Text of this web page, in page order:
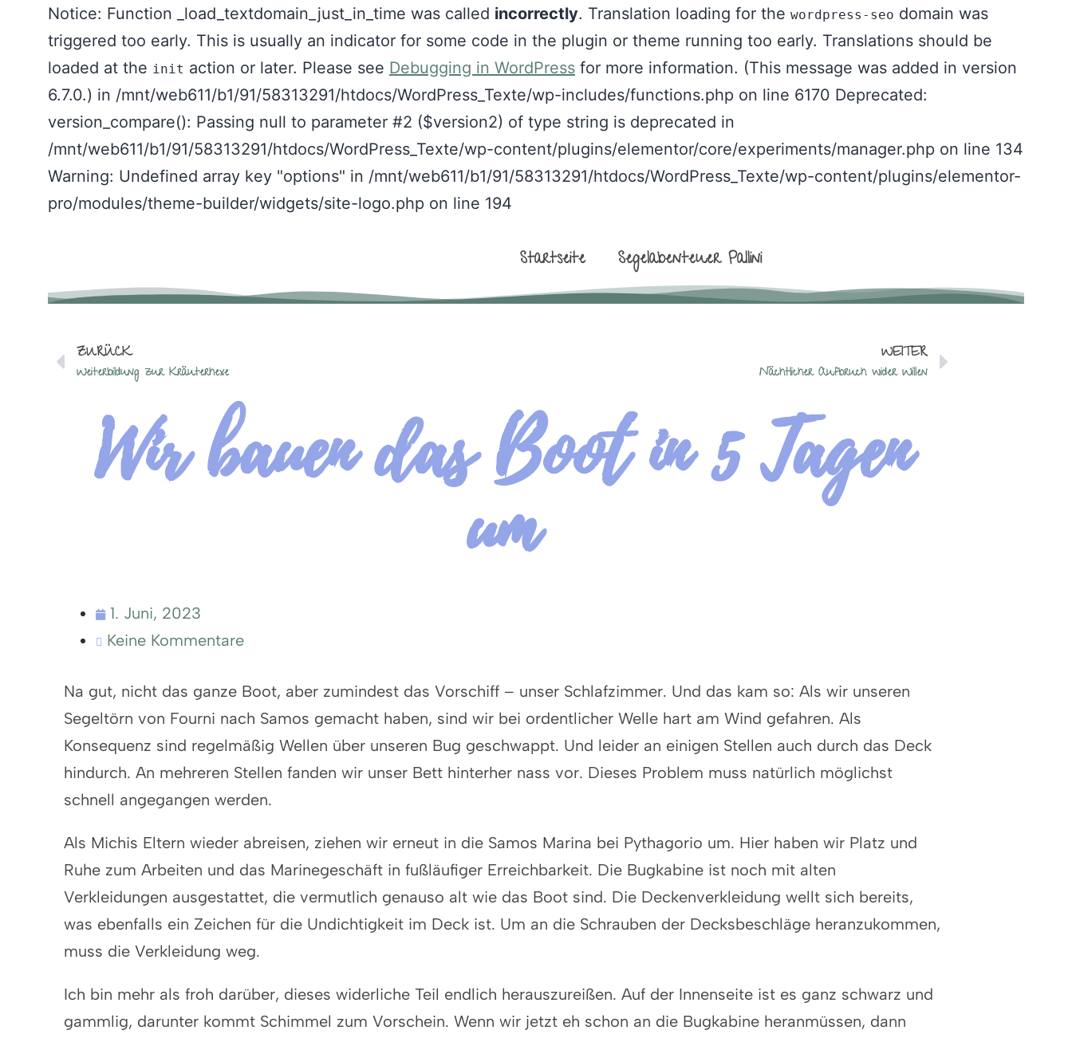
Notice: Function _load_textdomain_just_in_time was called incorrectly. Translation loading for the wordpress-seo domain was
triggered too early. This is usually an indicator for some code in the plugin or theme running too early. Translations should be
loaded at the init action or later. Please see Debugging in WordPress for more information. (This message was added in version
6.7.0.) in /mnt/web611/b1/91/58313291/htdocs/WordPress_Texte/wp-includes/functions.php on line 6170 Deprecated:
version_compare(): Passing null to parameter #2 ($version2) of type string is deprecated in
/mnt/web611/b1/91/58313291/htdocs/WordPress_Texte/wp-content/plugins/elementor/core/experiments/manager.php on line 134
Warning: Undefined array key "options" in /mnt/web611/b1/91/58313291/htdocs/WordPress_Texte/wp-content/plugins/elementor-
pro/modules/theme-builder/widgets/site-logo.php on line 194
Startseite Segelabenteuer Pallini
ZURÜCK
Weiterbildung zur Kräuterhexe
WEITER
Nächtlicher Aufbruch wider Willen
Wir bauen das Boot in 5 Tagen
um
1. Juni, 2023
Keine Kommentare
Na gut, nicht das ganze Boot, aber zumindest das Vorschiff – unser Schlafzimmer. Und das kam so: Als wir unseren
Segeltörn von Fourni nach Samos gemacht haben, sind wir bei ordentlicher Welle hart am Wind gefahren. Als
Konsequenz sind regelmäßig Wellen über unseren Bug geschwappt. Und leider an einigen Stellen auch durch das Deck
hindurch. An mehreren Stellen fanden wir unser Bett hinterher nass vor. Dieses Problem muss natürlich möglichst
schnell angegangen werden.
Als Michis Eltern wieder abreisen, ziehen wir erneut in die Samos Marina bei Pythagorio um. Hier haben wir Platz und
Ruhe zum Arbeiten und das Marinegeschäft in fußläufiger Erreichbarkeit. Die Bugkabine ist noch mit alten
Verkleidungen ausgestattet, die vermutlich genauso alt wie das Boot sind. Die Deckenverkleidung wellt sich bereits,
was ebenfalls ein Zeichen für die Undichtigkeit im Deck ist. Um an die Schrauben der Decksbeschläge heranzukommen,
muss die Verkleidung weg.
Ich bin mehr als froh darüber, dieses widerliche Teil endlich herauszureißen. Auf der Innenseite ist es ganz schwarz und
gammlig, darunter kommt Schimmel zum Vorschein. Wenn wir jetzt eh schon an die Bugkabine heranmüssen, dann